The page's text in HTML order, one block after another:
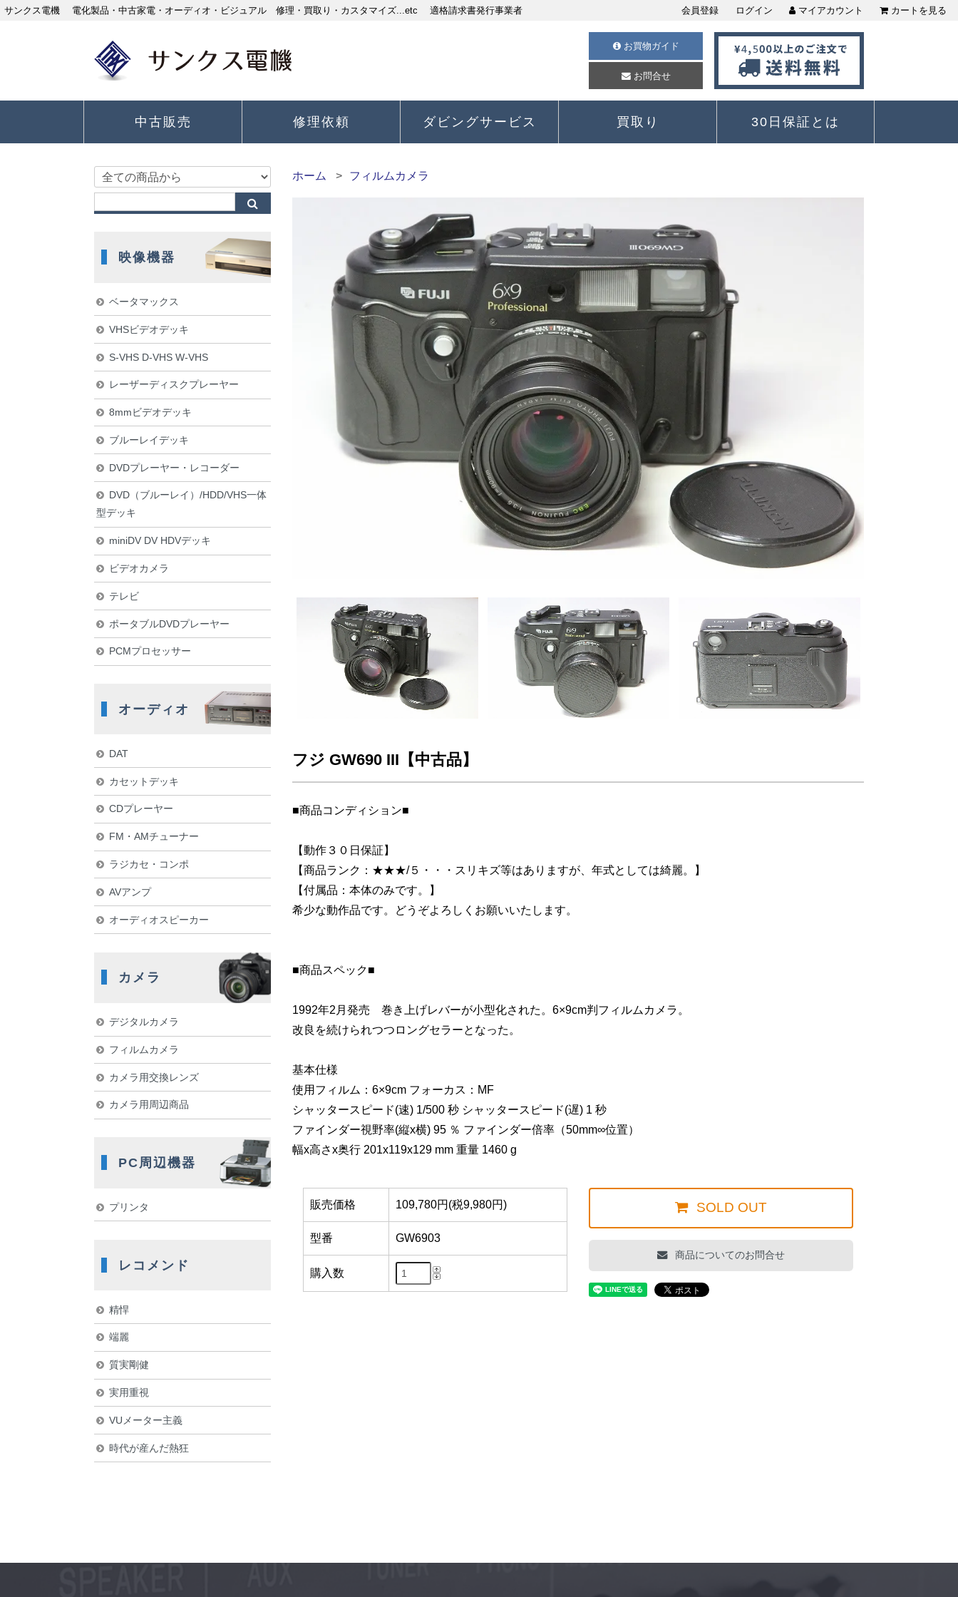
サンクス電機 電化製品・中古家電・オーディオ・ビジュアル 修理・買取り・カスタマイズ...etc 適格請求書発行事業者 会員登録 ログイン マイアカウント カートを見る
お買物ガイド
お問合せ
中古販売 修理依頼 ダビングサービス 買取り 30日保証とは
ホーム フィルムカメラ
フジ GW690 III【中古品】
■商品コンディション■
【動作３０日保証】
【商品ランク：★★★/５・・・スリキズ等はありますが、年式としては綺麗。】
【付属品：本体のみです。】
希少な動作品です。どうぞよろしくお願いいたします。
■商品スペック■
1992年2月発売 巻き上げレバーが小型化された。6×9cm判フィルムカメラ。
改良を続けられつつロングセラーとなった。
基本仕様
使用フィルム：6×9cm フォーカス：MF
シャッタースピード(速) 1/500 秒 シャッタースピード(遅) 1 秒
ファインダー視野率(縦x横) 95 ％ ファインダー倍率（50mm∞位置）
幅x高さx奥行 201x119x129 mm 重量 1460 g
販売価格 109,780円(税9,980円)
型番 GW6903
購入数
SOLD OUT
商品についてのお問合せ
映像機器
ベータマックス
VHSビデオデッキ
S-VHS D-VHS W-VHS
レーザーディスクプレーヤー
8mmビデオデッキ
ブルーレイデッキ
DVDプレーヤー・レコーダー
DVD（ブルーレイ）/HDD/VHS一体
型デッキ
miniDV DV HDVデッキ
ビデオカメラ
テレビ
ポータブルDVDプレーヤー
PCMプロセッサー
オーディオ
DAT
カセットデッキ
CDプレーヤー
FM・AMチューナー
ラジカセ・コンポ
AVアンプ
オーディオスピーカー
カメラ
デジタルカメラ
フィルムカメラ
カメラ用交換レンズ
カメラ用周辺商品
PC周辺機器
プリンタ
レコメンド
精悍
端麗
質実剛健
実用重視
VUメーター主義
時代が産んだ熱狂